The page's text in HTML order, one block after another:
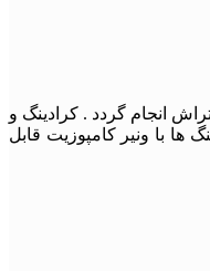
تراش انجام گردد . کرادینگ و
ها با ونیر کامپوزیت قابل